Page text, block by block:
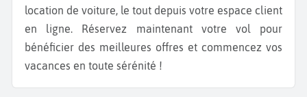
location de voiture, le tout depuis votre espace client
en ligne. Réservez maintenant votre vol pour
bénéficier des meilleures offres et commencez vos
vacances en toute sérénité !